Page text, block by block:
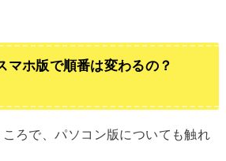
マホ版で順番は変わるの？
ころで、パソコン版についても触れ